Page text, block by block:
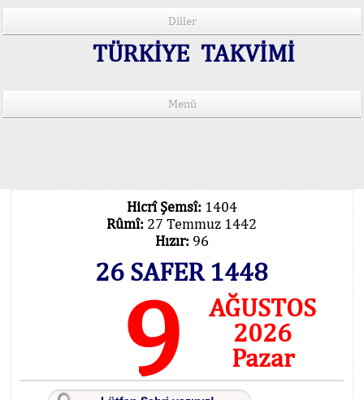
Diller
TÜRKİYE TAKVİMİ
Menü
Hicrî Şemsî: 1404
Rûmî: 27 Temmuz 1442
Hızır: 96
26 SAFER 1448
9
AĞUSTOS
2026
Pazar